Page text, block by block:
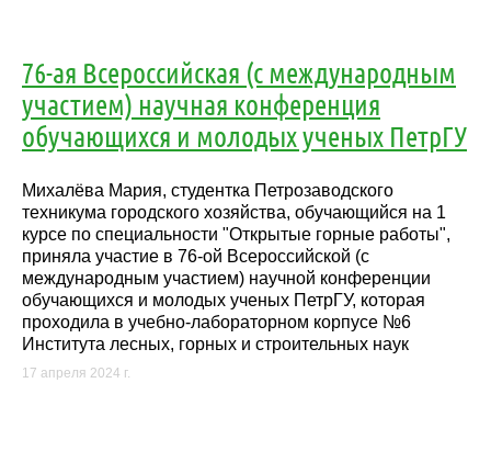
76-ая Всероссийская (с международным
участием) научная конференция
обучающихся и молодых ученых ПетрГУ
Михалёва Мария, студентка Петрозаводского
техникума городского хозяйства, обучающийся на 1
курсе по специальности "Открытые горные работы",
приняла участие в 76-ой Всероссийской (с
международным участием) научной конференции
обучающихся и молодых ученых ПетрГУ, которая
проходила в учебно-лабораторном корпусе №6
Института лесных, горных и строительных наук
17 апреля 2024 г.